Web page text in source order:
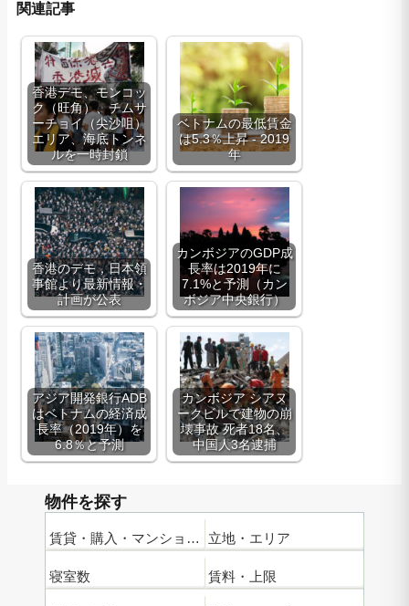
関連記事
香港デモ、モンコッ
ク（旺角）、チムサ
ーチョイ（尖沙咀）
エリア、海底トンネ
ルを一時封鎖
ベトナムの最低賃金
は5.3％上昇 - 2019
年
香港のデモ，日本領
事館より最新情報・
計画が公表
カンボジアのGDP成
長率は2019年に
7.1%と予測（カン
ボジア中央銀行）
アジア開発銀行ADB
はベトナムの経済成
長率（2019年）を
6.8％と予測
カンボジア シアヌ
ークビルで建物の崩
壊事故 死者18名、
中国人3名逮捕
物件を探す
賃貸・購入・マンション名 立地・エリア
寝室数 賃料・上限